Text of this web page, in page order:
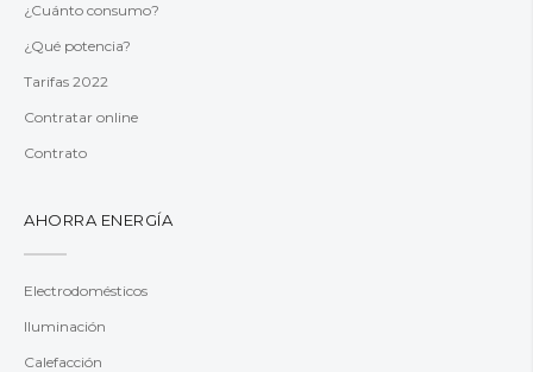
¿Cuánto consumo?
¿Qué potencia?
Tarifas 2022
Contratar online
Contrato
AHORRA ENERGÍA
Electrodomésticos
Iluminación
Calefacción